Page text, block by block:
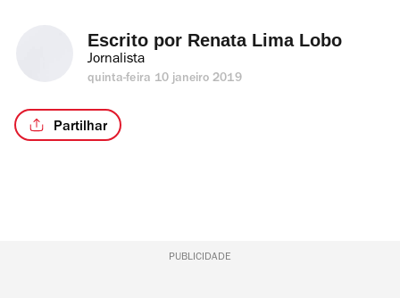
Escrito por Renata Lima Lobo
Jornalista
quinta-feira 10 janeiro 2019
Partilhar
PUBLICIDADE